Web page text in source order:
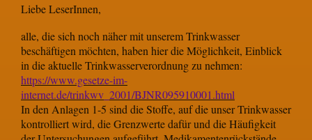
Liebe LeserInnen,
alle, die sich noch näher mit unserem Trinkwasser
beschäftigen möchten, haben hier die Möglichkeit, Einblick
in die aktuelle Trinkwasserverordnung zu nehmen:
https://www.gesetze-im-
internet.de/trinkwv_2001/BJNR095910001.html
In den Anlagen 1-5 sind die Stoffe, auf die unser Trinkwasser
kontrolliert wird, die Grenzwerte dafür und die Häufigkeit